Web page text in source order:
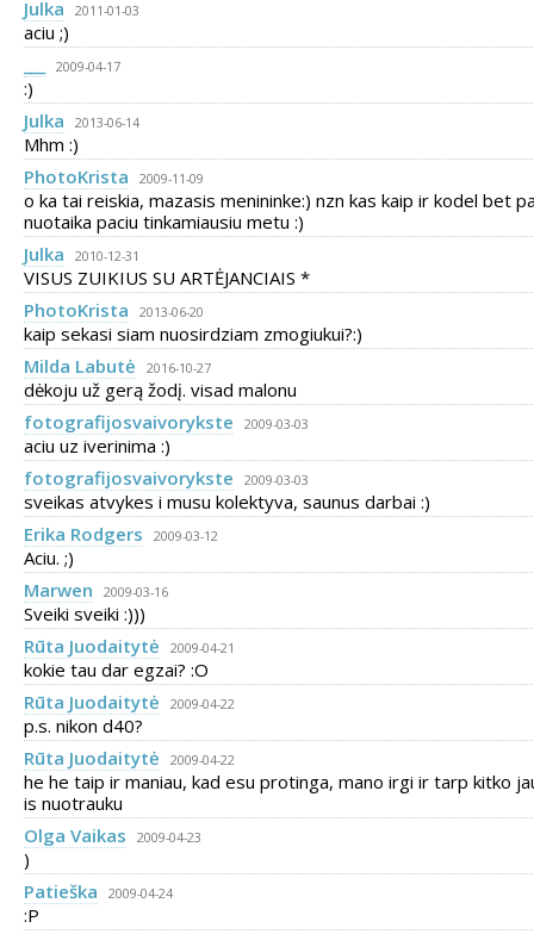
Julka
2011-01-03
aciu ;)
2009-04-17
:)
Julka
2013-06-14
Mhm :)
PhotoKrista
2009-11-09
o ka tai reiskia, mazasis menininke:) nzn kas kaip ir kodel bet
nuotaika paciu tinkamiausiu metu :)
Julka
2010-12-31
VISUS ZUIKIUS SU ARTĖJANCIAIS *
PhotoKrista
2013-06-20
kaip sekasi siam nuosirdziam zmogiukui?:)
Milda Labutė
2016-10-27
dėkoju už gerą žodį. visad malonu
fotografijosvaivorykste
2009-03-03
aciu uz iverinima :)
fotografijosvaivorykste
2009-03-03
sveikas atvykes i musu kolektyva, saunus darbai :)
Erika Rodgers
2009-03-12
Aciu. ;)
Marwen
2009-03-16
Sveiki sveiki :)))
Rūta Juodaitytė
2009-04-21
kokie tau dar egzai? :O
Rūta Juodaitytė
2009-04-22
p.s. nikon d40?
Rūta Juodaitytė
2009-04-22
he he taip ir maniau, kad esu protinga, mano irgi ir tarp kitko
is nuotrauku
Olga Vaikas
2009-04-23
)
Patieška
2009-04-24
:P